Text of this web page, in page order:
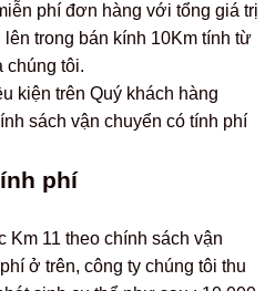
phí đơn hàng với tổng giá trị
trong bán kính 10Km tính từ
chúng tôi.
kiện trên Quý khách hàng
sách vận chuyển có tính phí
phí
Km 11 theo chính sách vận
ở trên, công ty chúng tôi thu